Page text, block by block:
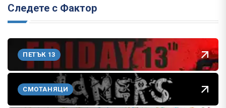
Следете с Фактор
ПЕТЪК 13
СМОТАНЯЦИ